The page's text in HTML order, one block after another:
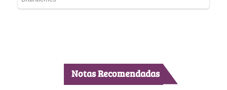
Notas Recomendadas